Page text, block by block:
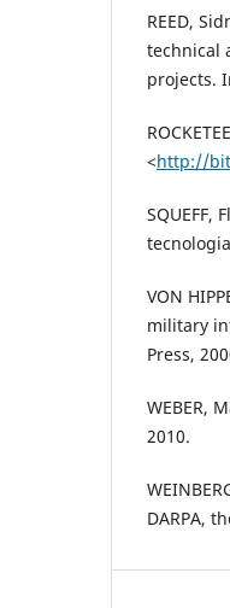
REED,
technical
projects.
<http://
SQUEFF,
VON
military
Press,
WEBER,
2010.
DARPA,